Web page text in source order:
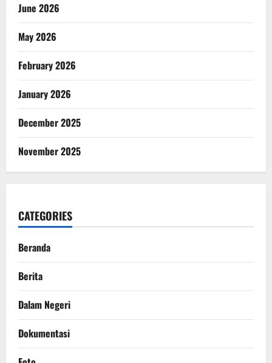
June 2026
May 2026
February 2026
January 2026
December 2025
November 2025
CATEGORIES
Beranda
Berita
Dalam Negeri
Dokumentasi